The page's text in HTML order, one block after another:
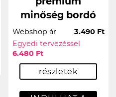
minőség bordó
Webshop ár
3.490 Ft
Egyedi tervezéssel
6.480 Ft
részletek